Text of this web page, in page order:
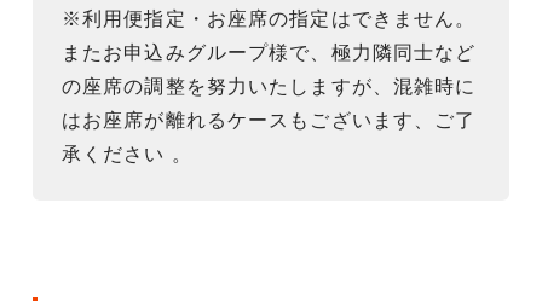
※利用便指定・お座席の指定はできません。
またお申込みグループ様で、極力隣同士など
の座席の調整を努力いたしますが、混雑時に
はお座席が離れるケースもございます、ご了
承ください 。